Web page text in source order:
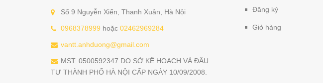
Số 9 Nguyễn Xiển, Thanh Xuân, Hà Nội
0968378999 hoặc 02462969284
vantt.anhduong@gmail.com
MST: 0500592347 DO SỞ KẾ HOẠCH VÀ ĐẦU
TƯ THÀNH PHỐ HÀ NỘI CẤP NGÀY 10/09/2008.
Đăng ký
Giỏ hàng